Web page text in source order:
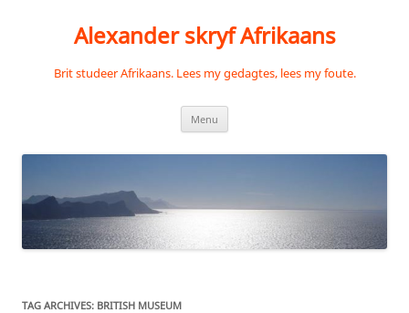
Alexander skryf Afrikaans
Brit studeer Afrikaans. Lees my gedagtes, lees my foute.
Menu
TAG ARCHIVES: BRITISH MUSEUM